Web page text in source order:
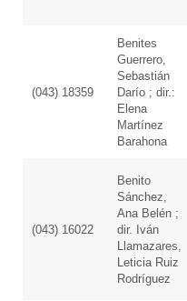
(043) 18359
Benites
Guerrero,
Sebastián
Darío ; dir.:
Elena
Martínez
Barahona
(043) 16022
Benito
Sánchez,
Ana Belén ;
dir. Iván
Llamazares,
Leticia Ruiz
Rodríguez